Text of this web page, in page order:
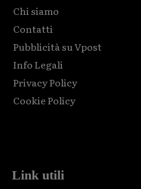
Chi siamo
Contatti
Pubblicità su Vpost
Info Legali
Privacy Policy
Cookie Policy
Link utili